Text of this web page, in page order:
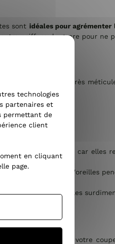
sont idéales pour
coiffure du genre pour ne
vous devez être très
de forme ovale, car elles
Les boucles d'oreilles
de visage. Les créoles
iront mieux. Si votre
technologies
partenaires et
permettant de
client
en cliquant
page.